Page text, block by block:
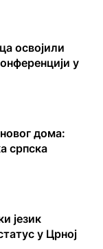
освојили
у
дома:
српска
језик
у Црној